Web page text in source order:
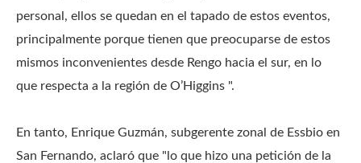
personal, ellos se quedan en el tapado de estos eventos,
principalmente porque tienen que preocuparse de estos
mismos inconvenientes desde Rengo hacia el sur, en lo
que respecta a la región de O’Higgins ".
En tanto, Enrique Guzmán, subgerente zonal de Essbio en
San Fernando, aclaró que "lo que hizo una petición de la